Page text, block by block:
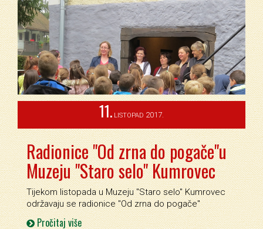
11. LISTOPAD 2017.
Radionice "Od zrna do pogače"u
Muzeju "Staro selo" Kumrovec
Tijekom listopada u Muzeju ''Staro selo'' Kumrovec
održavaju se radionice ''Od zrna do pogače''
Pročitaj više